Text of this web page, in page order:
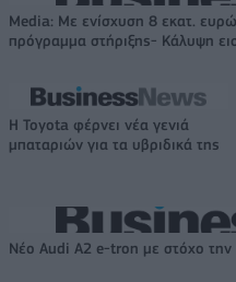
Media: Με ενίσχυση 8 εκατ. ευρώ
πρόγραμμα στήριξης- Κάλυψη
Η Toyota φέρνει νέα γενιά
μπαταριών για τα υβριδικά της
Νέο Audi A2 e-tron με στόχο την